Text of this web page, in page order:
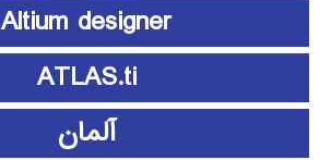
Altium designer
ATLAS.ti
آلمان